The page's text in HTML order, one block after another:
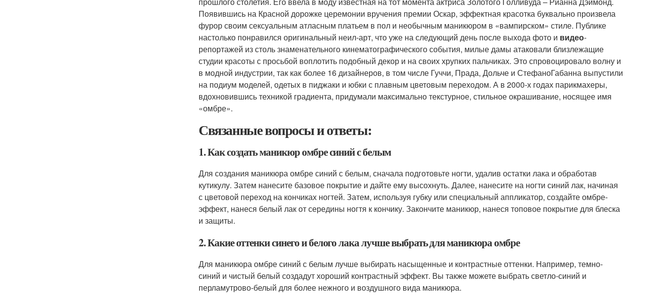
Появившись на Красной дорожке церемонии вручения премии Оскар, эффектная красотка буквально произвела
фурор своим сексуальным атласным платьем в пол и необычным маникюром в «вампирском» стиле. Публике
настолько понравился оригинальный неил-арт, что уже на следующий день после выхода фото и видео-
репортажей из столь знаменательного кинематографического события, милые дамы атаковали близлежащие
студии красоты с просьбой воплотить подобный декор и на своих хрупких пальчиках. Это спровоцировало волну и
в модной индустрии, так как более 16 дизайнеров, в том числе Гуччи, Прада, Дольче и СтефаноГабанна выпустили
на подиум моделей, одетых в пиджаки и юбки с плавным цветовым переходом. А в 2000-х годах парикмахеры,
вдохновившись техникой градиента, придумали максимально текстурное, стильное окрашивание, носящее имя
«омбре».
Связанные вопросы и ответы:
1. Как создать маникюр омбре синий с белым
Для создания маникюра омбре синий с белым, сначала подготовьте ногти, удалив остатки лака и обработав
кутикулу. Затем нанесите базовое покрытие и дайте ему высохнуть. Далее, нанесите на ногти синий лак, начиная
с цветовой переход на кончиках ногтей. Затем, используя губку или специальный аппликатор, создайте омбре-
эффект, нанеся белый лак от середины ногтя к кончику. Закончите маникюр, нанеся топовое покрытие для блеска
и защиты.
2. Какие оттенки синего и белого лака лучше выбрать для маникюра омбре
Для маникюра омбре синий с белым лучше выбирать насыщенные и контрастные оттенки. Например, темно-
синий и чистый белый создадут хороший контрастный эффект. Вы также можете выбрать светло-синий и
перламутрово-белый для более нежного и воздушного вида маникюра.